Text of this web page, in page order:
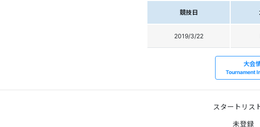
競技日
2019/3/22
大会
Tournament
スタートリス